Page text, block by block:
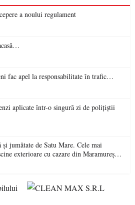
a noului regulament
Polițiștii sătmăreni fac apel la responsabilitate în trafic…
aplicate într-o singură zi de polițiștii
și jumătate de Satu Mare. Cele mai
exterioare cu cazare din Maramureș,
de vară